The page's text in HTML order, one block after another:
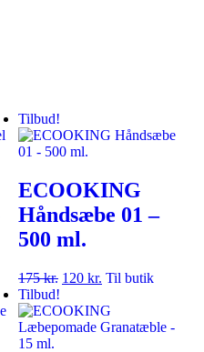
Tilbud!
ECOOKING
Håndsæbe 01 –
500 ml.
175kr. 120 kr. Til butik
Tilbud!